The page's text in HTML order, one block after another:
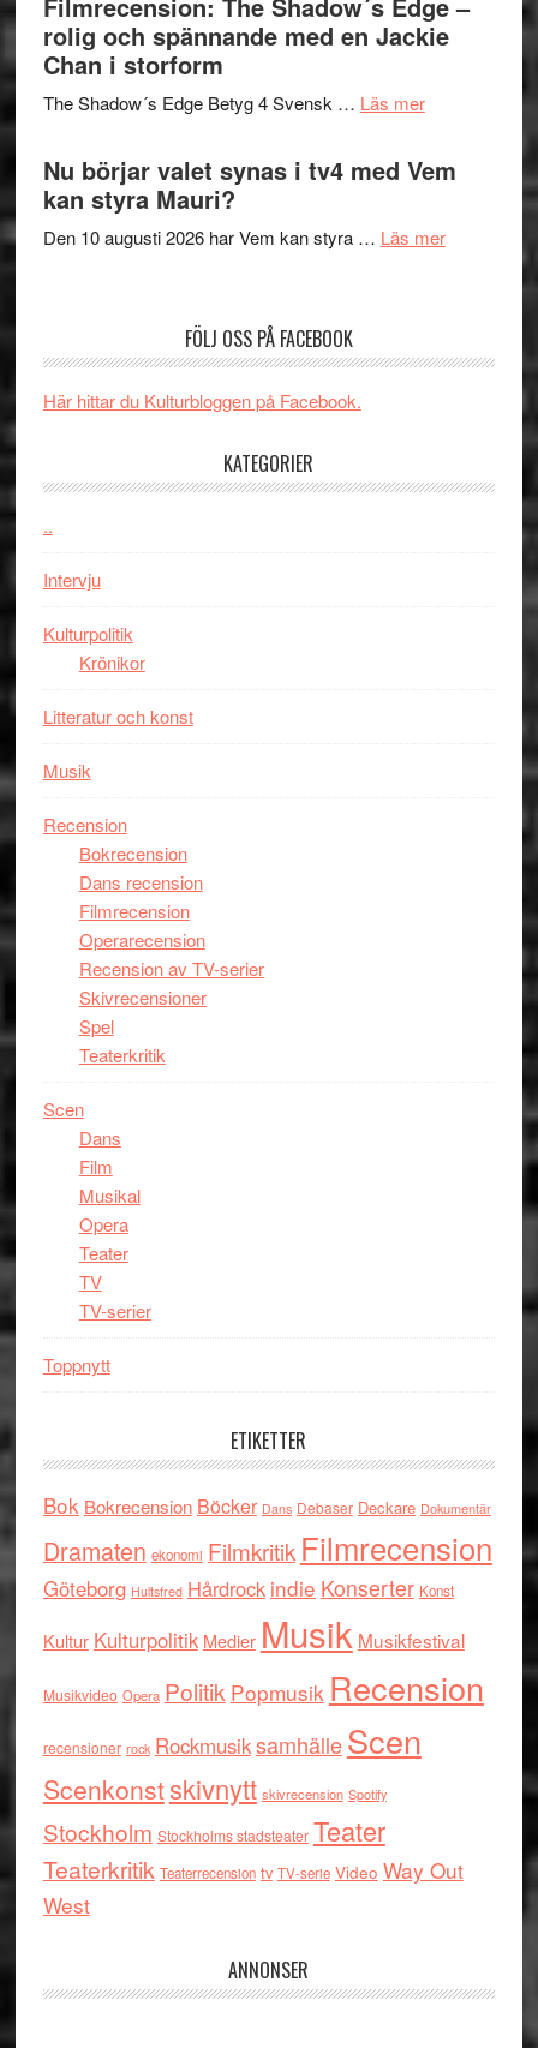
Pöntinen
avslutar
Scensommar
in
till
och
rolig och spännande med en Jackie
Chan i storform
The Shadow´s Edge Betyg 4 Svensk … Läs merom
Shadow
Edge
spännande
Nu börjar valet synas i tv4 med Vem
kan styra Mauri?
Den 10 augusti 2026 har Vem kan styra … Läs merom
kan
FÖLJ OSS PÅ FACEBOOK
Här hittar du Kulturbloggen på Facebook.
KATEGORIER
..
Intervju
Kulturpolitik
Krönikor
Litteratur och konst
Musik
Recension
Bokrecension
Dans recension
Filmrecension
Operarecension
Recension av TV-serier
Skivrecensioner
Spel
Teaterkritik
Scen
Dans
Film
Musikal
Opera
Teater
TV
TV-serier
Toppnytt
ETIKETTER
Bok Bokrecension Böcker Dans Debaser Deckare Dokumentär
Dramaten ekonomi Filmkritik Filmrecension
Göteborg Hultsfred Hårdrock indie Konserter Konst
Kultur Kulturpolitik Medier Musik Musikfestival
Musikvideo Opera Politik Popmusik Recension
recensioner rock RockmusiksamhälleScen
Scenkonstskivnytt skivrecension Spotify
Stockholm Stockholms stadsteater Teater
Teaterkritik Teaterrecension tv TV-serie Video Way Out
West
ANNONSER